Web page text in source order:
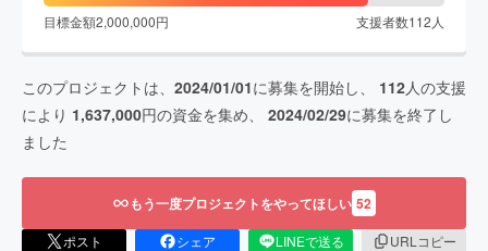
目標金額2,000,000円 支援者数112 人
このプロジェクトは、 2024/01/01に募集を開始し、 112人の支援
により 1,637,000円の資金を集め、 2024/02/29に募集を終了し
ました
もう一度プロジェクトをやってほしい 52
ポスト シェア LINEで送る
URLコピー